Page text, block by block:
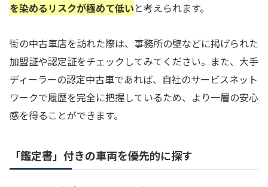
を染めるリスクが極めて低いと考えられます。
街の中古車店を訪れた際は、事務所の壁などに掲げられた
加盟証や認定証をチェックしてみてください。また、大手
ディーラーの認定中古車であれば、自社のサービスネット
ワークで履歴を完全に把握しているため、より一層の安心
感を得ることができます。
「鑑定書」付きの車両を優先的に探す